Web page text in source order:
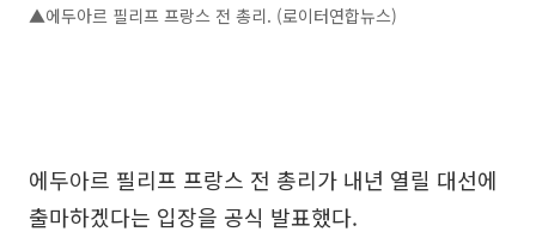
▲에두아르 필리프 프랑스 전 총리. (로이터연합뉴스)
에두아르 필리프 프랑스 전 총리가 내년 열릴 대선에
출마하겠다는 입장을 공식 발표했다.